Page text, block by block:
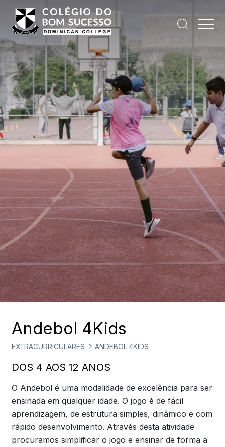
Andebol 4Kids
EXTRACURRICULARES ANDEBOL 4KIDS
DOS 4 AOS 12 ANOS
O Andebol é uma modalidade de excelência para ser
ensinada em qualquer idade. O jogo é de fácil
aprendizagem, de estrutura simples, dinâmico e com
rápido desenvolvimento. Através desta atividade
procuramos simplificar o jogo e ensinar de forma a